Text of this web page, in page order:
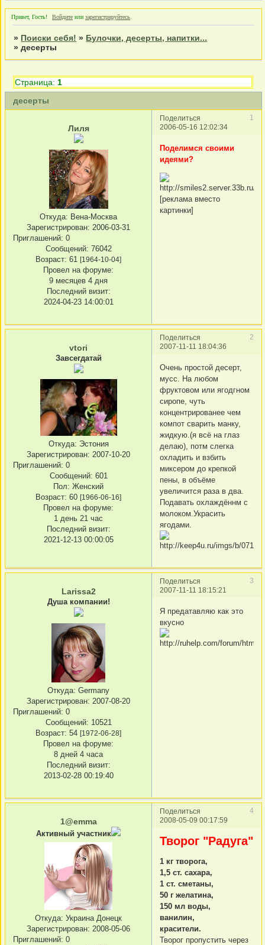
Привет, Гость! Войдите или зарегистрируйтесь
» Поиски себя! » Булочки, десерты, напитки...
»десерты
десерты
Страница: 1
Поделиться
1
2006-05-16 12:02:34
Лиля
Откуда: Вена-Москва
Зарегистрирован: 2006-03-31
Приглашений: 0
Сообщений: 76042
Возраст: 61 [1964-10-04]
Провел на форуме:
9 месяцев 4 дня
Последний визит:
2024-04-23 14:00:01
Поделимся своими
идеями?
[реклама вместо
картинки]
Поделиться
2
2007-11-11 18:04:36
vtori
Завсегдатай
Откуда: Эстония
Зарегистрирован: 2007-10-20
Приглашений: 0
Сообщений: 601
Пол: Женский
Возраст: 60 [1966-06-16]
Провел на форуме:
1 день 21 час
Последний визит:
2021-12-13 00:00:05
Очень простой десерт,
мусс. На любом
фруктовом или ягодгном
сиропе, чуть
концентрированее чем
компот сварить манку,
жидкую.(я всё на глаз
делаю), потм слегка
охладить и взбить
миксером до крепкой
пены, в объёме
увеличится раза в два.
Подавать охлаждённм с
молоком.Украсить
ягодами.
Поделиться
3
2007-11-11 18:15:21
Larissa2
Душа компании!
Откуда: Germany
Зарегистрирован: 2007-08-20
Приглашений: 0
Сообщений: 10521
Возраст: 54 [1972-06-28]
Провел на форуме:
8 дней 4 часа
Последний визит:
2013-02-28 00:19:40
Я предатавляю как это
вкусно
Поделиться
4
2008-05-09 00:17:59
1@emma
Активный участник
Откуда: Украина Донецк
Зарегистрирован: 2008-05-06
Приглашений: 0
Творог "Радуга"
1 кг творога,
1,5 ст. сахара,
1 ст. сметаны,
50 г желатина,
150 мл воды,
ванилин,
красители.
Творог пропустить через